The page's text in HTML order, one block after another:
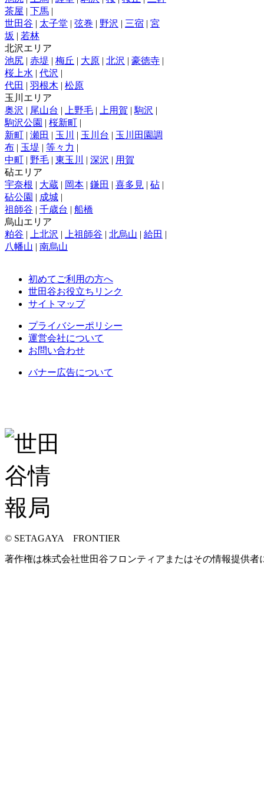
茶屋 | 下馬 |
世田谷 | 太子堂 | 弦巻 | 野沢 | 三宿 | 宮
坂 | 若林
北沢エリア
池尻 | 赤堤 | 梅丘 | 大原 | 北沢 | 豪徳寺 |
桜上水 | 代沢 |
代田 | 羽根木 | 松原
玉川エリア
奥沢 | 尾山台 | 上野毛 | 上用賀 | 駒沢 |
駒沢公園 | 桜新町 |
新町 | 瀬田 | 玉川 | 玉川台 | 玉川田園調
布 | 玉堤 | 等々力 |
中町 | 野毛 | 東玉川 | 深沢 | 用賀
砧エリア
宇奈根 | 大蔵 | 岡本 | 鎌田 | 喜多見 | 砧 |
砧公園 | 成城 |
祖師谷 | 千歳台 | 船橋
烏山エリア
粕谷 | 上北沢 | 上祖師谷 | 北烏山 | 給田 |
八幡山 | 南烏山
初めてご利用の方へ
世田谷お役立ちリンク
サイトマップ
プライバシーポリシー
運営会社について
お問い合わせ
バナー広告について
© SETAGAYA FRONTIER
著作権は株式会社世田谷フロンティアまたはその情報提供者